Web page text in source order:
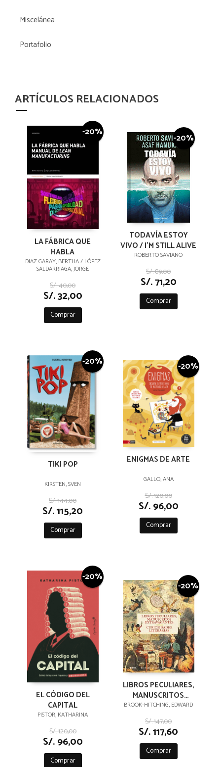
Miscelánea
Portafolio
ARTÍCULOS RELACIONADOS
-20%
LA FÁBRICA QUE
HABLA
DIAZ GARAY, BERTHA / LÓPEZ
SALDARRIAGA, JORGE
S/. 40,00
S/. 32,00
Comprar
-20%
TODAVÍA ESTOY
VIVO / I'M STILL ALIVE
ROBERTO SAVIANO
S/. 89,00
S/. 71,20
Comprar
-20%
TIKI POP
KIRSTEN, SVEN
S/. 144,00
S/. 115,20
Comprar
-20%
ENIGMAS DE ARTE
GALLO, ANA
S/. 120,00
S/. 96,00
Comprar
-20%
EL CÓDIGO DEL
CAPITAL
PISTOR, KATHARINA
S/. 120,00
S/. 96,00
Comprar
-20%
LIBROS PECULIARES,
MANUSCRITOS
EXTRAVAGANTES Y
OTRAS
CURIOSIDADES
LITERARIAS
BROOK-HITCHING, EDWARD
S/. 147,00
S/. 117,60
Comprar